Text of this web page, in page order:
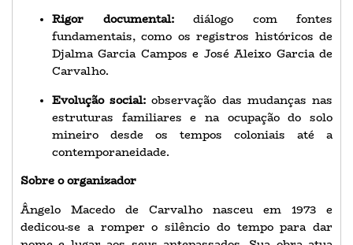
Rigor documental:diálogo com fontes
fundamentais, como os registros históricos de
Djalma Garcia Campos e José Aleixo Garcia de
Carvalho.
Evolução social: observação das mudanças nas
estruturas familiares e na ocupação do solo
mineiro desde os tempos coloniais até a
contemporaneidade.
Sobre o organizador
Ângelo Macedo de Carvalho nasceu em 1973 e
dedicou-se a romper o silêncio do tempo para dar